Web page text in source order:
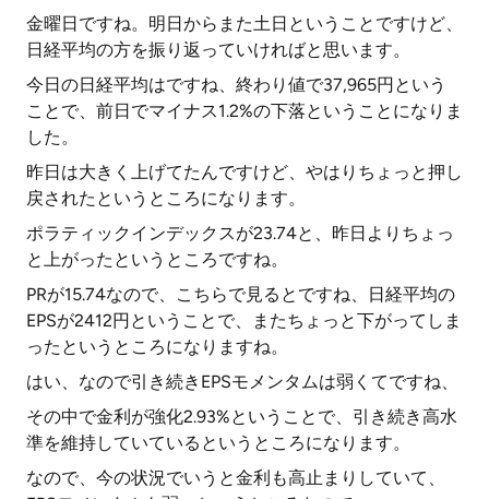
金曜日ですね。明日からまた土日ということですけど、
日経平均の方を振り返っていければと思います。
今日の日経平均はですね、終わり値で37,965円という
ことで、前日でマイナス1.2%の下落ということになりま
した。
昨日は大きく上げてたんですけど、やはりちょっと押し
戻されたというところになります。
ポラティックインデックスが23.74と、昨日よりちょっ
と上がったというところですね。
PRが15.74なので、こちらで見るとですね、日経平均の
EPSが2412円ということで、またちょっと下がってしま
ったというところになりますね。
はい、なので引き続きEPSモメンタムは弱くてですね、
その中で金利が強化2.93%ということで、引き続き高水
準を維持していているというところになります。
なので、今の状況でいうと金利も高止まりしていて、